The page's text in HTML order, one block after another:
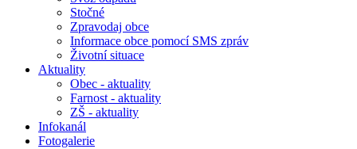
Stočné
Zpravodaj obce
Informace obce pomocí SMS zpráv
Životní situace
Aktuality
Obec - aktuality
Farnost - aktuality
ZŠ - aktuality
Infokanál
Fotogalerie